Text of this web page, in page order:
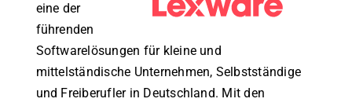
eine der
führenden
Softwarelösungen für kleine und
mittelständische Unternehmen, Selbstständige
und Freiberufler in Deutschland. Mit den